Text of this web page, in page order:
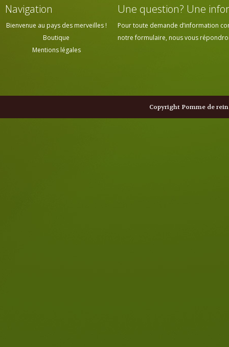
Navigation
Bienvenue au pays des merveilles !
Boutique
Mentions légales
Une question? Une
Pour toute demande d’information
notre formulaire, nous vous
Copyright Pomme de